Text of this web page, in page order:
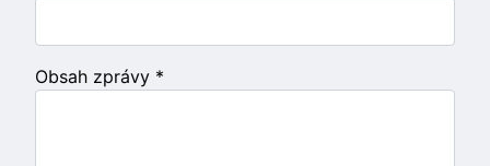
Obsah zprávy *